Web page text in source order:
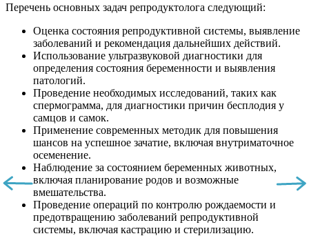
Перечень основных задач репродуктолога следующий:
Оценка состояния репродуктивной системы, выявление
заболеваний и рекомендация дальнейших действий.
Использование ультразвуковой диагностики для
определения состояния беременности и выявления
патологий.
Проведение необходимых исследований, таких как
спермограмма, для диагностики причин бесплодия у
самцов и самок.
Применение современных методик для повышения
шансов на успешное зачатие, включая внутриматочное
осеменение.
Наблюдение за состоянием беременных животных,
включая планирование родов и возможные
вмешательства.
Проведение операций по контролю рождаемости и
предотвращению заболеваний репродуктивной
системы, включая кастрацию и стерилизацию.